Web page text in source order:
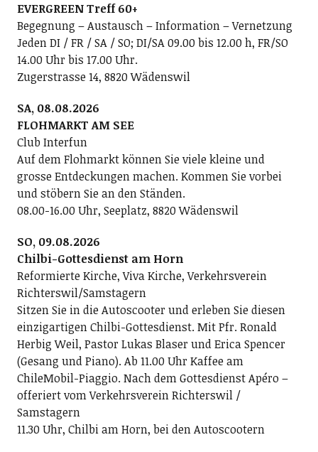
EVERGREEN Treff 60+
Begegnung – Austausch – Information – Vernetzung
Jeden DI / FR / SA / SO; DI/SA 09.00 bis 12.00 h, FR/SO
14.00 Uhr bis 17.00 Uhr.
Zugerstrasse 14, 8820 Wädenswil
SA, 08.08.2026
FLOHMARKT AM SEE
Club Interfun
Auf dem Flohmarkt können Sie viele kleine und
grosse Entdeckungen machen. Kommen Sie vorbei
und stöbern Sie an den Ständen.
08.00-16.00 Uhr, Seeplatz, 8820 Wädenswil
SO, 09.08.2026
Chilbi-Gottesdienst am Horn
Reformierte Kirche, Viva Kirche, Verkehrsverein
Richterswil/Samstagern
Sitzen Sie in die Autoscooter und erleben Sie diesen
einzigartigen Chilbi-Gottesdienst. Mit Pfr. Ronald
Herbig Weil, Pastor Lukas Blaser und Erica Spencer
(Gesang und Piano). Ab 11.00 Uhr Kaffee am
ChileMobil-Piaggio. Nach dem Gottesdienst Apéro –
offeriert vom Verkehrsverein Richterswil /
Samstagern
11.30 Uhr, Chilbi am Horn, bei den Autoscootern